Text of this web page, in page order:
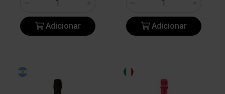
Adicionar Adicionar